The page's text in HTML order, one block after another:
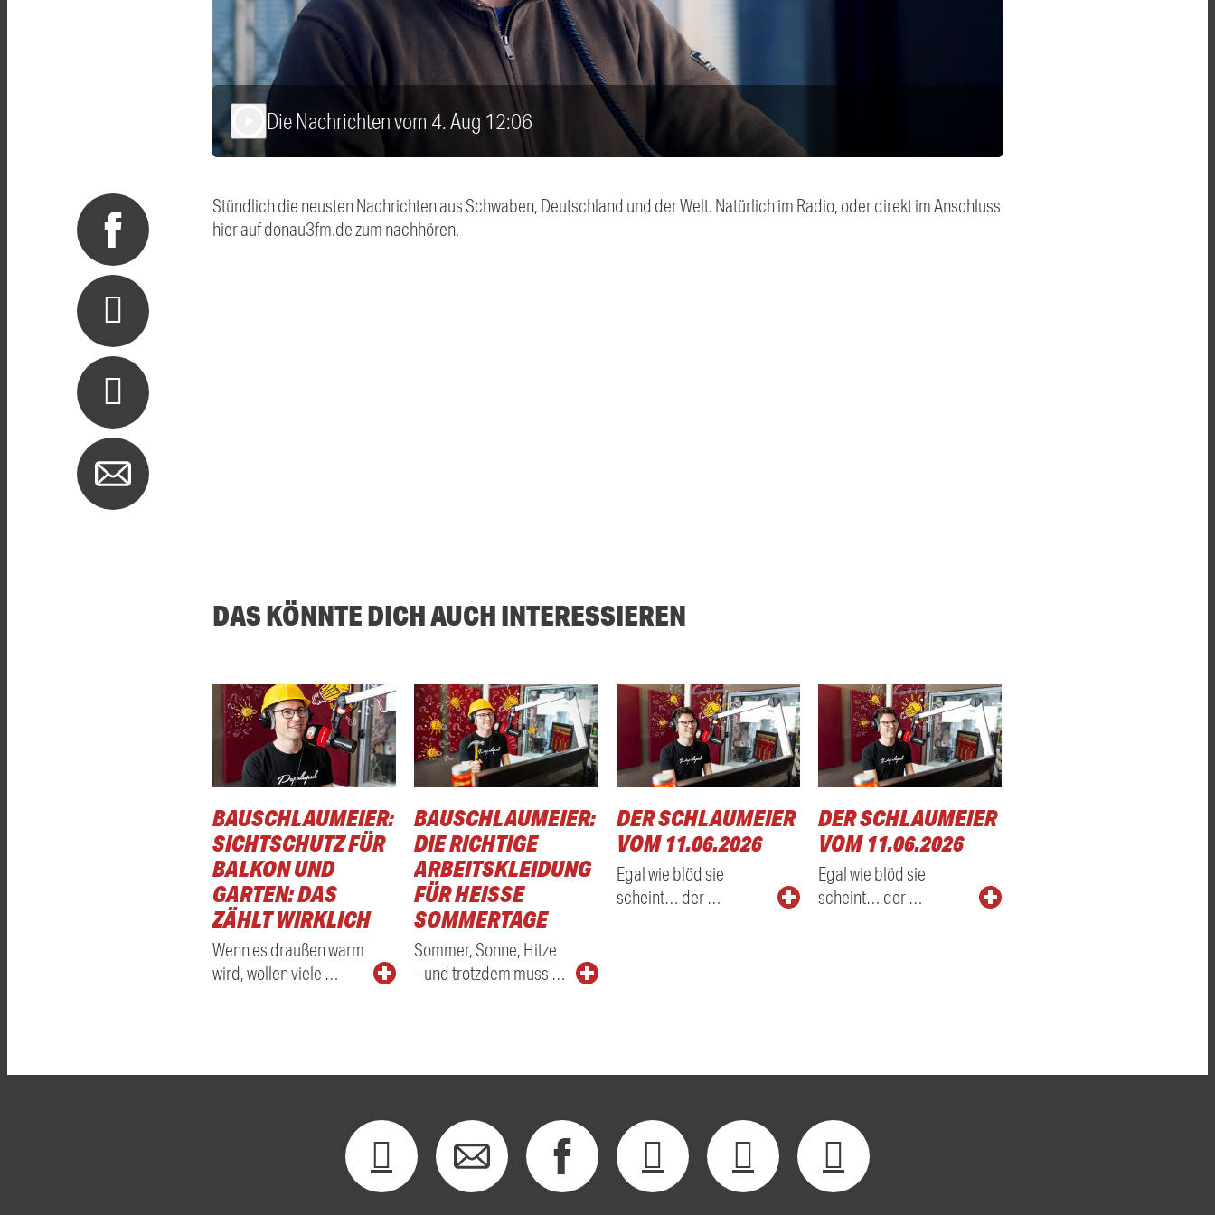
Die Nachrichten vom 4. Aug 12:06
Stündlich die neusten Nachrichten aus Schwaben, Deutschland und der Welt. Natürlich im Radio, oder direkt im Anschluss
hier auf donau3fm.de zum nachhören.
DAS KÖNNTE DICH AUCH INTERESSIEREN
BAUSCHLAUMEIER:
SICHTSCHUTZ FÜR
BALKON UND
GARTEN: DAS
ZÄHLT WIRKLICH
Wenn es draußen warm
wird, wollen viele …
BAUSCHLAUMEIER:
DIE RICHTIGE
ARBEITSKLEIDUNG
FÜR HEISSE S
OMMERTAGE
Sommer, Sonne, Hitze
– und trotzdem muss …
DER SCHLAUMEIER
VOM 11.06.2026
Egal wie blöd sie
scheint… der …
DER SCHLAUMEIER
VOM 11.06.2026
Egal wie blöd sie
scheint… der …